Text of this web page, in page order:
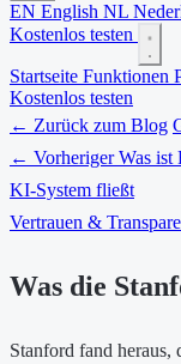
EN English NL
Kostenlos testen
Startseite Funktionen
Kostenlos testen
← Zurück zum Blog
← Vorheriger Was ist
KI-System fließt
Vertrauen &
Was die
Stanford fand